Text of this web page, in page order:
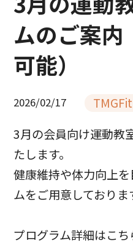
ムのご案内
可能）
2026/02/17
TMGFit
3月の会員向け運動教
たします。
健康維持や体力向上
ムをご用意しておりま
プログラム詳細はこ